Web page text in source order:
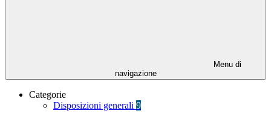
Menu di
navigazione
Categorie
Disposizioni generali 9